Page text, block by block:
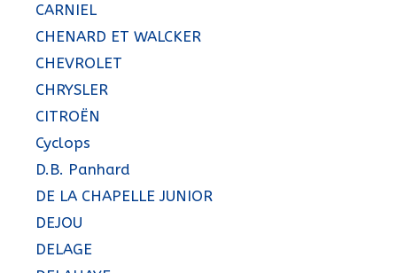
CARNIEL
CHENARD ET WALCKER
CHEVROLET
CHRYSLER
CITROËN
Cyclops
D.B. Panhard
DE LA CHAPELLE JUNIOR
DEJOU
DELAGE